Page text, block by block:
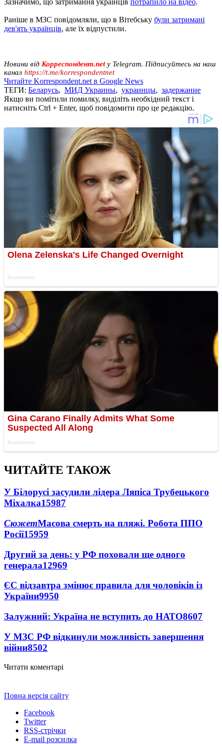
Раніше в МЗС повідомляли, що в Вітебську були затримані
дев'ять українців, але їх відпустили.
Новини від Корреспондент.netу Telegram. Підписуйтесь на наш
канал https://t.me/korrespondentnet
Читайте Korrespondent.net в Google News
ТЕГИ: Беларусь, МИД Украины, украинцы, задержание
Якщо ви помітили помилку, виділіть необхідний текст і
натисніть Ctrl + Enter, щоб повідомити про це редакцію.
ЧИТАЙТЕ ТАКОЖ
У Білорусі засудили лідера Ляпіса Трубецького
Міхалка15987
СюжетМасова смерть на пляжі. Робота ППО
Росії15959
Другий за день: у РФ поховали ще одного
генерала12969
ЄС відзавтра змінює правила для чоловіків із
України9950
Залужний: Україна не вступить до НАТО8607
У МЗС РФ відкинули можливість завершення
війни8502
Читати коментарі
Повна версія сайту
Facebook
Twitter
RSS-стрічки
E-mail розсилка